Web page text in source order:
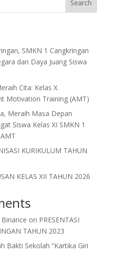
Search
SMKN 1 Cangkringan
dan Daya Juang Siswa
Cita: Kelas X
Motivation Training (AMT)
Meraih Masa Depan
Siswa Kelas XI SMKN 1
KURIKULUM TAHUN
KELAS XII TAHUN 2026
on PRESENTASI
TAHUN 2023
Bakti Sekolah “Kartika Giri